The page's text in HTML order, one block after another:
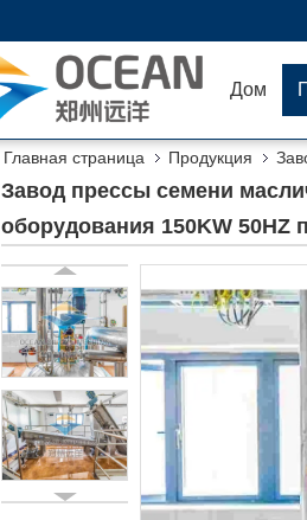
Дом
Главная страница Продукция
производственного оборудования 150KW
Завод прессы семени
оборудования 150KW 50HZ